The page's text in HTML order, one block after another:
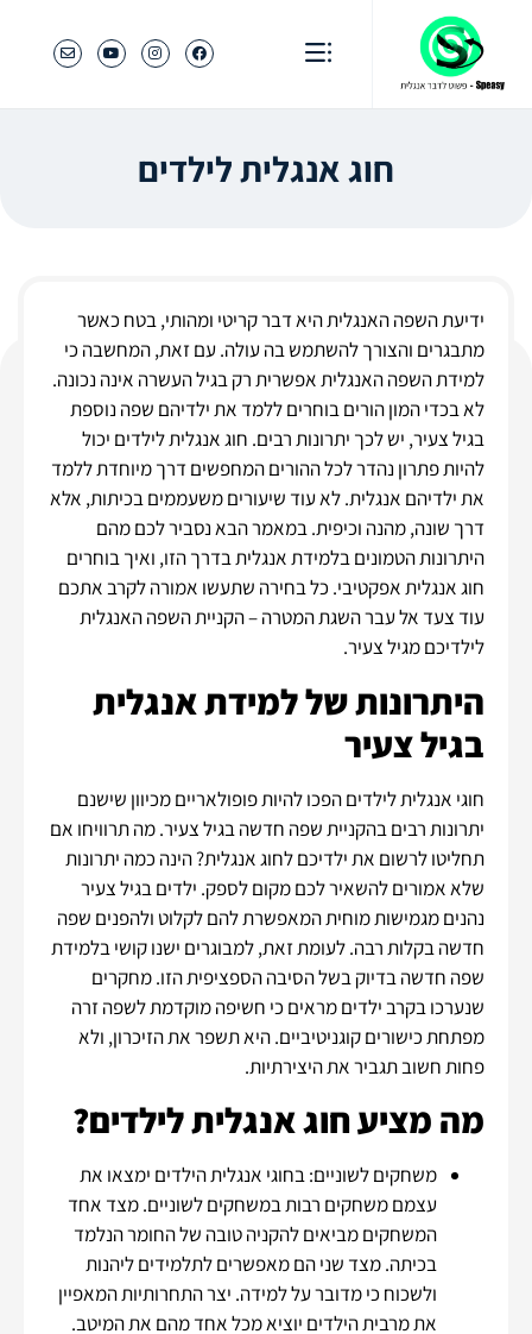
חוג אנגלית לילדים
ידיעת השפה האנגלית היא דבר קריטי ומהותי, בטח כאשר
מתבגרים והצורך להשתמש בה עולה. עם זאת, המחשבה כי
למידת השפה האנגלית אפשרית רק בגיל העשרה אינה נכונה.
לא בכדי המון הורים בוחרים ללמד את ילדיהם שפה נוספת
בגיל צעיר, יש לכך יתרונות רבים. חוג אנגלית לילדים יכול
להיות פתרון נהדר לכל ההורים המחפשים דרך מיוחדת ללמד
את ילדיהם אנגלית. לא עוד שיעורים משעממים בכיתות, אלא
דרך שונה, מהנה וכיפית. במאמר הבא נסביר לכם מהם
היתרונות הטמונים בלמידת אנגלית בדרך הזו, ואיך בוחרים
חוג אנגלית אפקטיבי. כל בחירה שתעשו אמורה לקרב אתכם
עוד צעד אל עבר השגת המטרה – הקניית השפה האנגלית
לילדיכם מגיל צעיר.
היתרונות של למידת אנגלית
בגיל צעיר
חוגי אנגלית לילדים הפכו להיות פופולאריים מכיוון שישנם
יתרונות רבים בהקניית שפה חדשה בגיל צעיר. מה תרוויחו אם
תחליטו לרשום את ילדיכם לחוג אנגלית? הינה כמה יתרונות
שלא אמורים להשאיר לכם מקום לספק. ילדים בגיל צעיר
נהנים מגמישות מוחית המאפשרת להם לקלוט ולהפנים שפה
חדשה בקלות רבה. לעומת זאת, למבוגרים ישנו קושי בלמידת
שפה חדשה בדיוק בשל הסיבה הספציפית הזו. מחקרים
שנערכו בקרב ילדים מראים כי חשיפה מוקדמת לשפה זרה
מפתחת כישורים קוגניטיביים. היא תשפר את הזיכרון, ולא
פחות חשוב תגביר את היצירתיות.
מה מציע חוג אנגלית לילדים?
משחקים לשוניים: בחוגי אנגלית הילדים ימצאו את
עצמם משחקים רבות במשחקים לשוניים. מצד אחד
המשחקים מביאים להקניה טובה של החומר הנלמד
בכיתה. מצד שני הם מאפשרים לתלמידים ליהנות
ולשכוח כי מדובר על למידה. יצר התחרותיות המאפיין
את מרבית הילדים יוציא מכל אחד מהם את המיטב.